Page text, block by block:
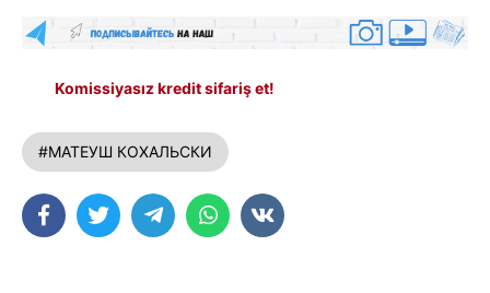
Komissiyasız kredit sifariş et!
#МАТЕУШ КОХАЛЬСКИ